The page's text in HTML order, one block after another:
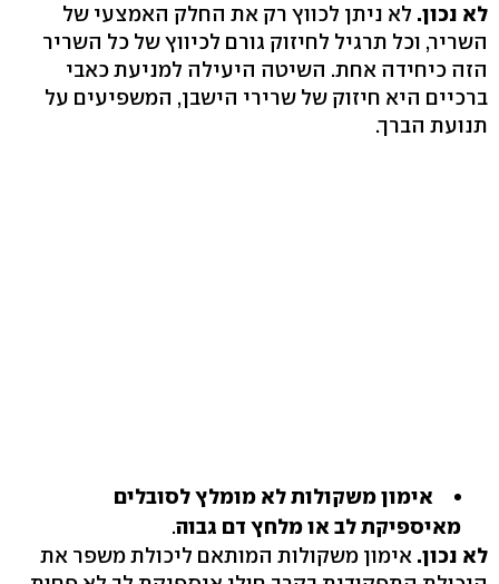
לא נכון. לא ניתן לכווץ רק את החלק האמצעי של
השריר, וכל תרגיל לחיזוק גורם לכיווץ של כל השריר
הזה כיחידה אחת. השיטה היעילה למניעת כאבי
ברכיים היא חיזוק של שרירי הישבן, המשפיעים על
תנועת הברך.
אימון משקולות לא מומלץ לסובלים
מאיספיקת לב או מלחץ דם גבוה.
לא נכון. אימון משקולות המותאם ליכולת משפר את